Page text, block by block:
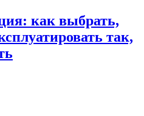
как выбрать,
так,